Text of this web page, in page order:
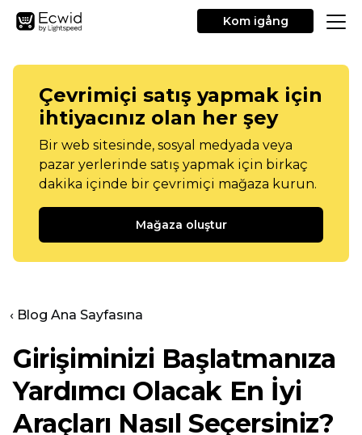
Kom igång
Çevrimiçi satış yapmak için
ihtiyacınız olan her şey
Bir web sitesinde, sosyal medyada veya
pazar yerlerinde satış yapmak için birkaç
dakika içinde bir çevrimiçi mağaza kurun.
Mağaza oluştur
‹ Blog Ana Sayfasına
Girişiminizi Başlatmanıza
Yardımcı Olacak En İyi
Araçları Nasıl Seçersiniz?